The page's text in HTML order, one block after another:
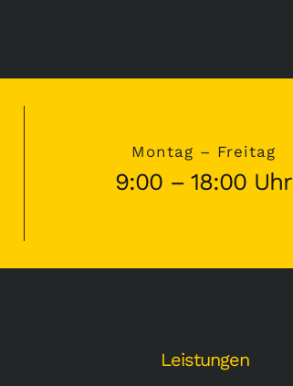
Montag – Freitag
9:00 – 18:00 Uhr
Leistungen